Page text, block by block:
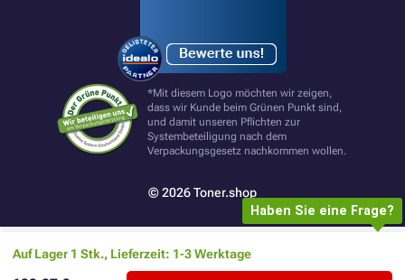
Auf Lager 1 Stk., Lieferzeit: 1-3 Werktage
*Mit diesem Logo möchten wir zeigen,
dass wir Kunde beim Grünen Punkt sind,
und damit unseren Pflichten zur
Systembeteiligung nach dem
Verpackungsgesetz nachkommen wollen.
© 2026 Toner.shop
Haben Sie eine Frage?